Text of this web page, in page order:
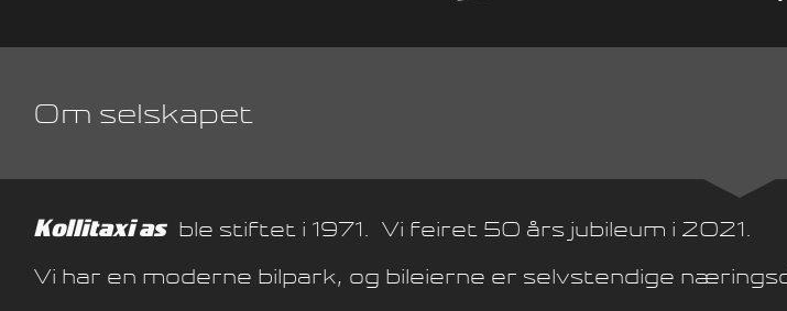
Om selskapet
Kollitaxi as ble stiftet i 1971. Vi feiret 50 års jubileum i 2021.
Vi har en moderne bilpark, og bileierne er selvstendige